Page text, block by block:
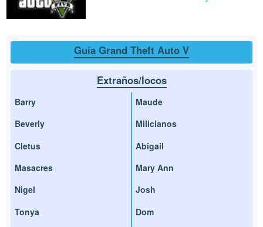
Guía Grand Theft Auto V
Extraños/locos
Barry
Beverly
Cletus
Masacres
Nigel
Tonya
Maude
Milicianos
Abigail
Mary Ann
Josh
Dom